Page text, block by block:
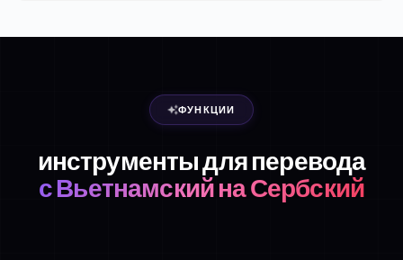
ФУНКЦИИ
инструменты для перевода
с Вьетнамский на Сербский